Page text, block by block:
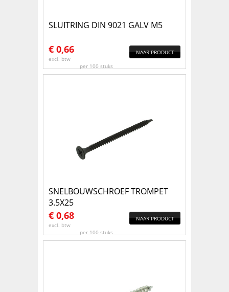
SLUITRING DIN 9021 GALV M5
€ 0,66
excl. btw
per 100 stuks
NAAR PRODUCT
SNELBOUWSCHROEF TROMPET
3.5X25
€ 0,68
excl. btw
per 100 stuks
NAAR PRODUCT